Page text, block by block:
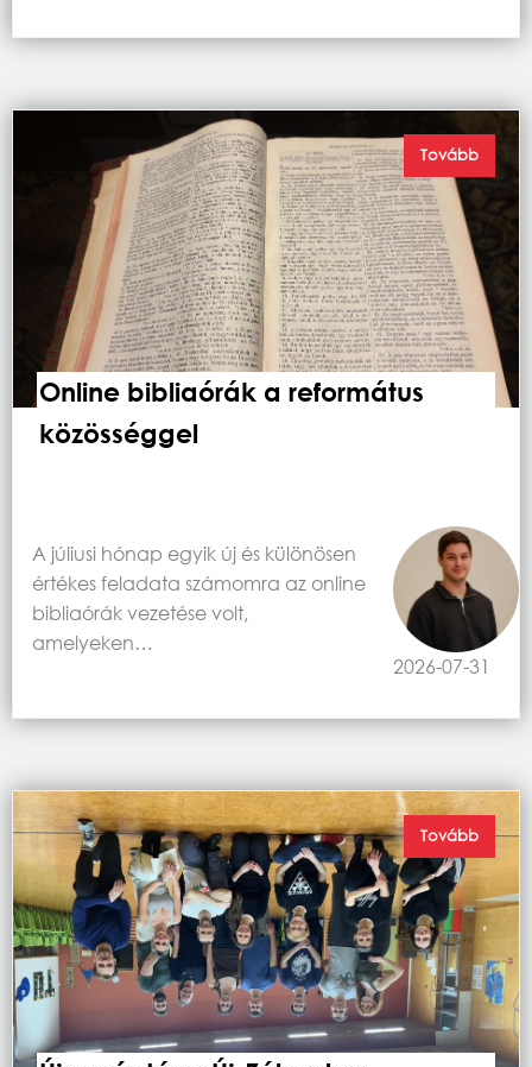
Online bibliaórák a református
közösséggel
2026-07-31
A júliusi hónap egyik új és különösen
értékes feladata számomra az online
bibliaórák vezetése volt,
amelyeken…
Tovább
Tovább